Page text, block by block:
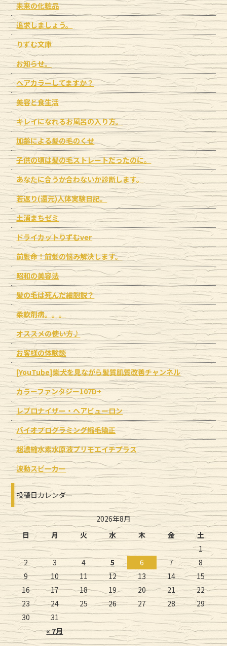
未来の化粧品
追求しましょう。
りずむ文庫
お知らせ。
ヘアカラーしてますか？
美容と食生活
キレイになれるお風呂の入り方。
加齢による髪の毛のくせ
子供の頃は髪の毛ストレートだったのに。
あなたに合うか合わないか診断します。
若返り(還元)人体実験日記。
土浦まちゼミ
ドライカットりずむver
前髪命！前髪の悩み解決します。
昭和の美容法
髪の毛は死んだ細胞説？
柔軟剤病。。。
オススメの使い方♪
お客様の体験談
[YouTube]柴犬を見ながら髪質肌質改善チャンネル
カラーファンタジー107D+
レプロナイザー・ヘアビューロン
バイオプログラミング縮毛矯正
超濃縮水素水原液プリモエイチプラス
波動スピーカー
投稿日カレンダー
2026年8月
日
月 火 水 木 金 土
« 7月
1
2
3 4 5 6 7
8
9
10 11 12 13 14
15
16
17 18 19 20 21
22
23
24 25 26 27 28
29
30
31